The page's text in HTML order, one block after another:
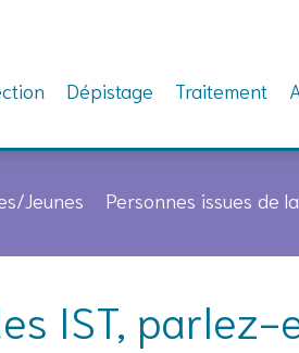
Dépistage Traitement
Jeunes Personnes issues de
IST,